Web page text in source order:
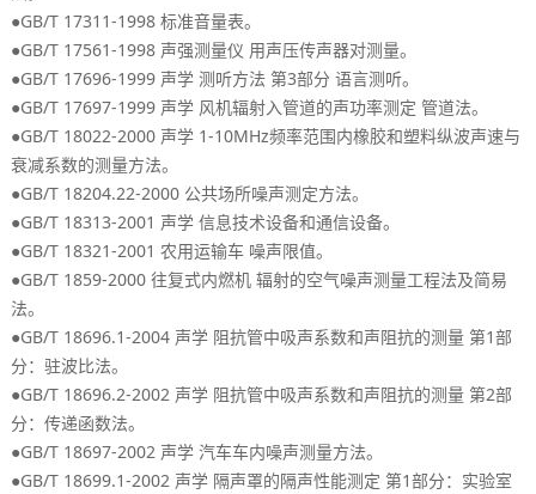
●GB/T 17311-1998标准音量表。
●GB/T 17561-1998 声强测量仪 用声压传声器对测量。
●GB/T 17696-1999 声学 测听方法 第3部分 语言测听。
●GB/T 17697-1999 声学 风机辐射入管道的声功率测定 管道法。
●GB/T 18022-2000 声学 1-10MHz频率范围内橡胶和塑料纵波声速与
衰减系数的测量方法。
●GB/T 18204.22-2000 公共场所噪声测定方法。
●GB/T 18313-2001 声学 信息技术设备和通信设备。
●GB/T 18321-2001农用运输车 噪声限值。
●GB/T 1859-2000往复式内燃机 辐射的空气噪声测量工程法及简易
法。
●GB/T 18696.1-2004 声学 阻抗管中吸声系数和声阻抗的测量 第1部
分：驻波比法。
●GB/T 18696.2-2002 声学 阻抗管中吸声系数和声阻抗的测量 第2部
分：传递函数法。
●GB/T 18697-2002 声学 汽车车内噪声测量方法。
●GB/T 18699.1-2002 声学 隔声罩的隔声性能测定 第1部分：
实验室